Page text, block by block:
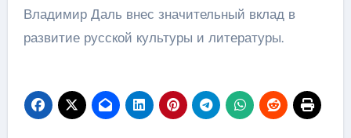
Владимир Даль внес значительный вклад в
развитие русской культуры и литературы.